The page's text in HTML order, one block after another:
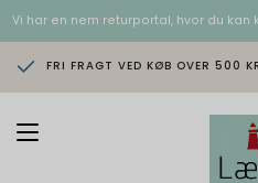
Vi har en nem returportal, hvor du kan
FRI FRAGT VED KØB OVER 500
T